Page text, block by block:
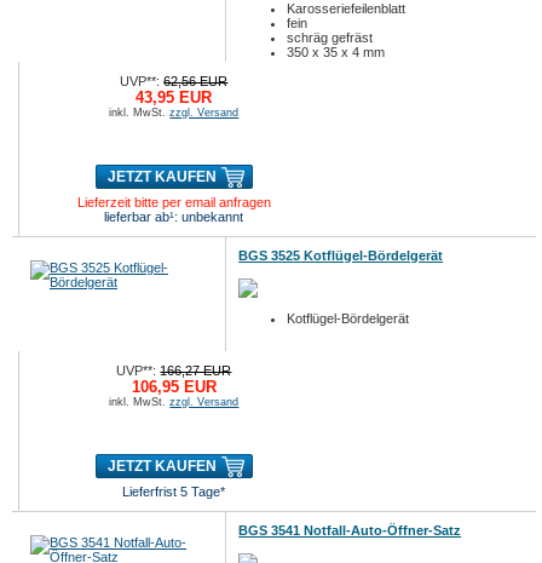
Karosseriefeilenblatt
fein
schräg gefräst
350 x 35 x 4 mm
UVP**:62,56 EUR
43,95 EUR
inkl. MwSt.zzgl. Versand
JETZT KAUFEN
Lieferzeit bitte per email anfragen
lieferbar ab¹: unbekannt
BGS 3525 Kotflügel-Bördelgerät
Kotflügel-Bördelgerät
UVP**:166,27 EUR
106,95 EUR
inkl. MwSt.zzgl. Versand
JETZT KAUFEN
Lieferfrist 5 Tage*
BGS 3541 Notfall-Auto-Öffner-Satz